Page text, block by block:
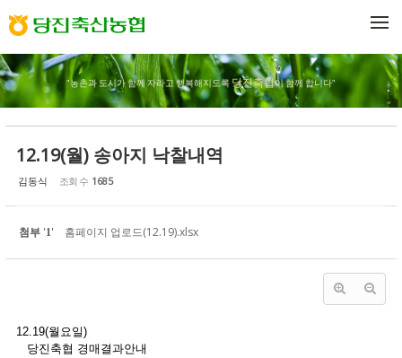
"농촌과 도시가 함께 자라고 행복해지도록 당진축협이 함께 합니다"
12.19(월) 송아지 낙찰내역
김동식 조회 수 1685
첨부 '1' 홈페이지 업로드(12.19).xlsx
12.19(월요일)
당진축협 경매결과안내